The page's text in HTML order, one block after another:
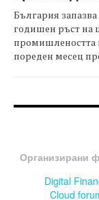
България
годишен ръст на
промишлеността
пореден месец
Организирани
Digital
Cloud